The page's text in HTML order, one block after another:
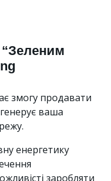
змогу продавати
ваша
енергетику
заробляти